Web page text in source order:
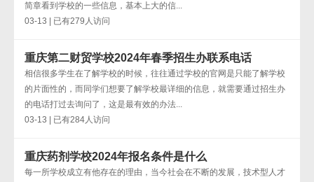
简章看到学校的一些信息，基本上大的信...
03-13 | 已有279人访问
重庆第二财贸学校2024年春季招生办联系电话
相信很多学生在了解学校的时候，往往通过学校的官网是只能了解学校
的片面性的，而同学们想要了解学校最详细的信息，就需要通过招生办
的电话打过去询问了，这是最有效的办法...
03-13 | 已有284人访问
重庆药剂学校2024年报名条件是什么
每一所学校成立有他存在的理由，当今社会在不断的发展，技术型人才